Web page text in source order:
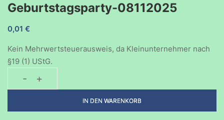
Geburtstagsparty-08112025
0,01 €
Kein Mehrwertsteuerausweis, da Kleinunternehmer nach
§19 (1) UStG.
-
Geburtstagsparty-
+
IN DEN WARENKORB